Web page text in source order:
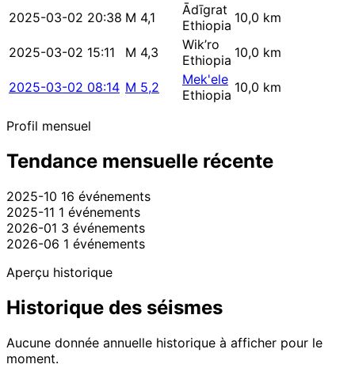
2025-03-02 20:38 M 4,1
Ādīgrat
Ethiopia 10,0 km
2025-03-02 15:11 M 4,3
Wik’ro
Ethiopia 10,0 km
2025-03-02 08:14 M 5,2
Mek'ele
Ethiopia 10,0 km
Profil mensuel
Tendance mensuelle récente
2025-10 16 événements
2025-11 1 événements
2026-01 3 événements
2026-06 1 événements
Aperçu historique
Historique des séismes
Aucune donnée annuelle historique à afficher pour le
moment.